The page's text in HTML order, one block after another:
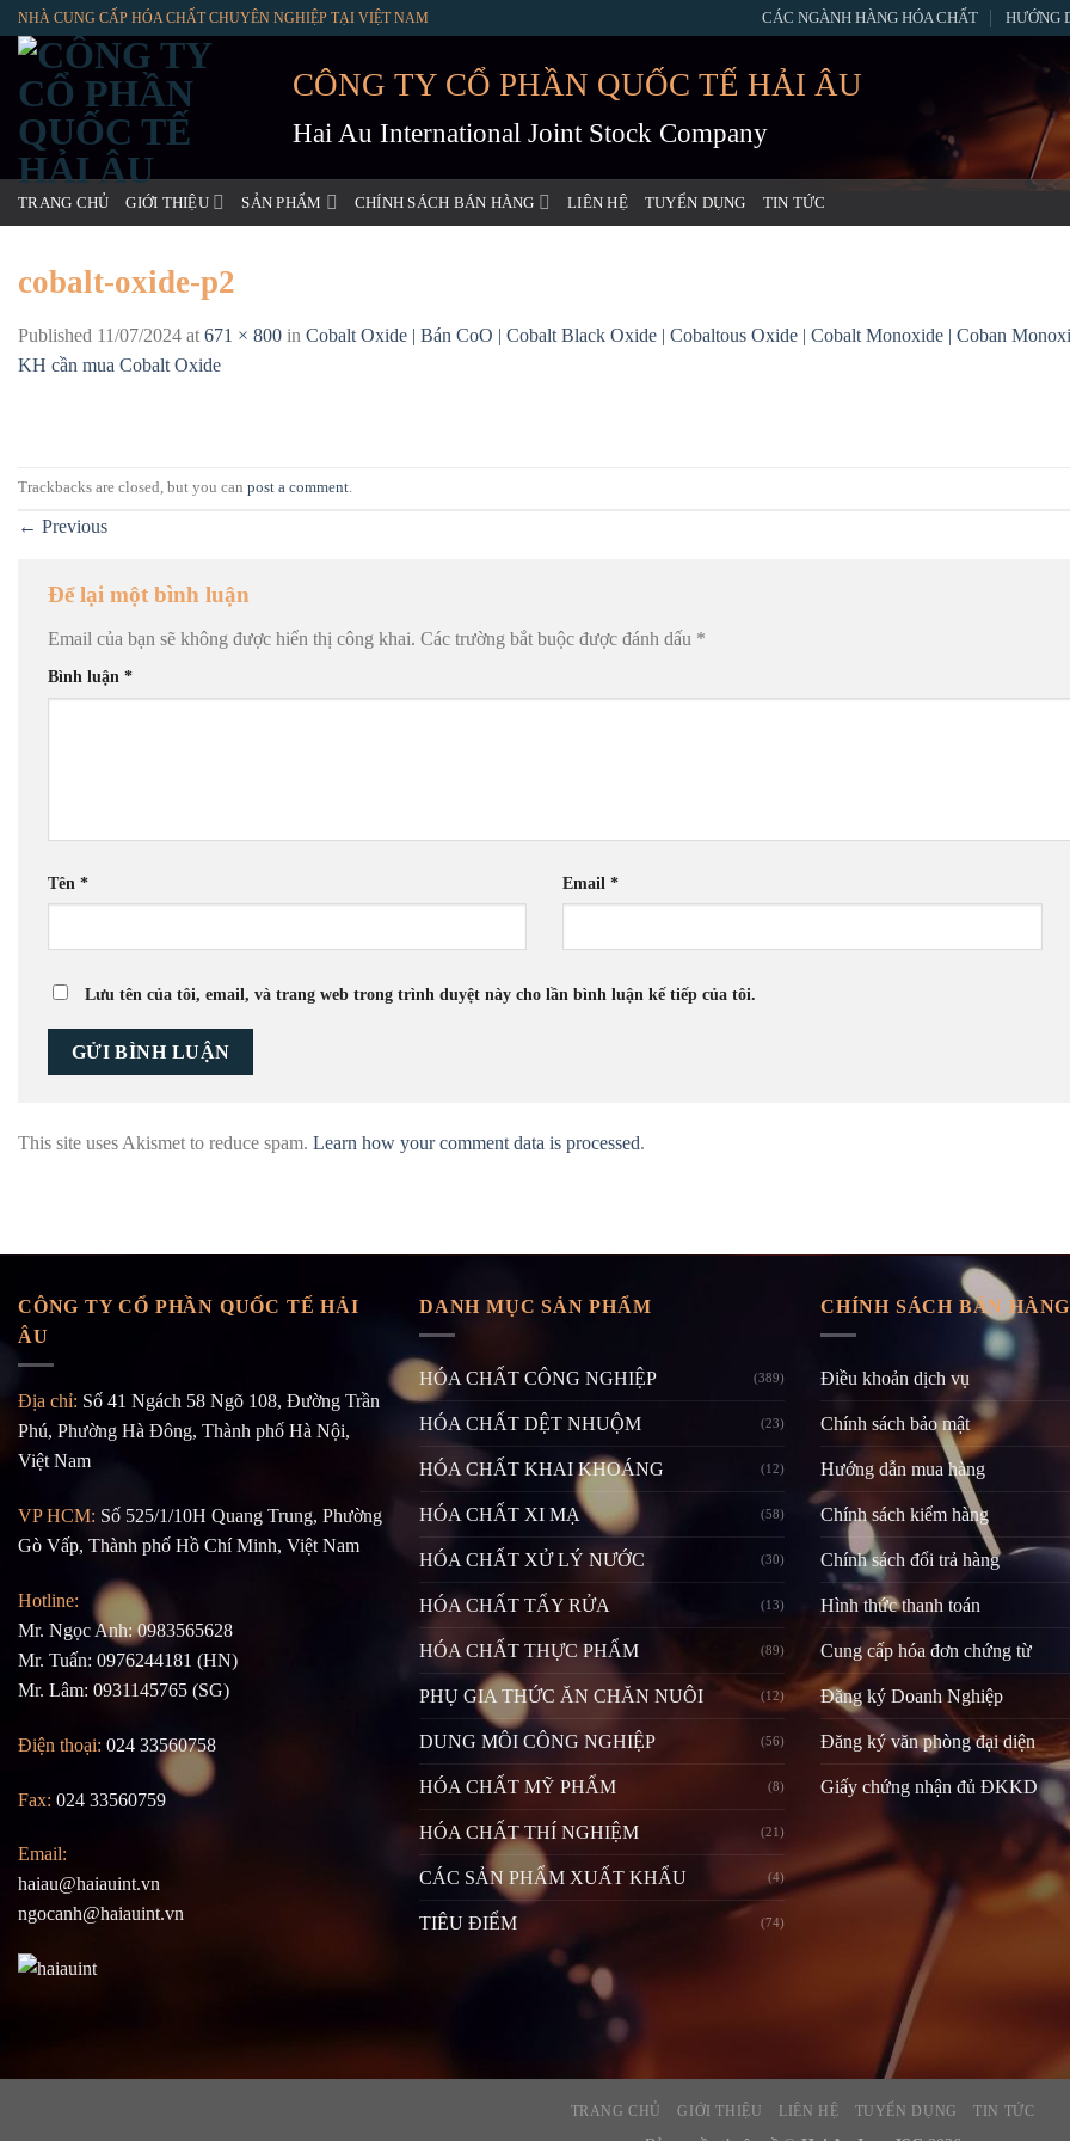
Skip
content
NHÀ CUNG CẤP HÓA CHẤT CHUYÊN NGHIỆP TẠI VIỆT NAM CÁC NGÀNH HÀNG HÓA CHẤT HƯỚNG
CÔNG TY CỔ PHẦN QUỐC TẾ HẢI ÂU
Hai Au International Joint Stock Company
TRANG CHỦ GIỚI THIỆU SẢN PHẨM CHÍNH SÁCH BÁN HÀNG LIÊN HỆ TUYỂN DỤNG TIN TỨC
cobalt-oxide-p2
Published 11/07/2024 at 671 × 800 in Cobalt Oxide | Bán CoO | Cobalt Black Oxide | Cobaltous Oxide | Cobalt Monoxide | Coban
KH cần mua Cobalt Oxide
Trackbacks are closed, but you can post a comment.
← Previous
Để lại một bình luận
Email của bạn sẽ không được hiển thị công khai. Các trường bắt buộc được đánh dấu *
Bình luận *
Tên * Email*
Lưu tên của tôi, email, và trang web trong trình duyệt này cho lần bình luận kế tiếp của tôi.
This site uses Akismet to reduce spam. Learn how your comment data is processed.
CÔNG TY CỔ PHẦN QUỐC TẾ HẢI
ÂU
Địa chỉ: Số 41 Ngách 58 Ngõ 108, Đường Trần
Phú, Phường Hà Đông, Thành phố Hà Nội,
Việt Nam
VP HCM: Số 525/1/10H Quang Trung, Phường
Gò Vấp, Thành phố Hồ Chí Minh, Việt Nam
Hotline:
Mr. Ngọc Anh: 0983565628
Mr. Tuấn: 0976244181 (HN)
Mr. Lâm: 0931145765 (SG)
Điện thoại: 024 33560758
Fax: 024 33560759
Email:
haiau@haiauint.vn
ngocanh@haiauint.vn
DANH MỤC SẢN PHẨM
HÓA CHẤT CÔNG NGHIỆP (389)
HÓA CHẤT DỆT NHUỘM (23)
HÓA CHẤT KHAI KHOÁNG (12)
HÓA CHẤT XI MẠ (58)
HÓA CHẤT XỬ LÝ NƯỚC (30)
HÓA CHẤT TẨY RỬA (13)
HÓA CHẤT THỰC PHẨM (89)
PHỤ GIA THỨC ĂN CHĂN NUÔI (12)
DUNG MÔI CÔNG NGHIỆP (56)
HÓA CHẤT MỸ PHẨM (8)
HÓA CHẤT THÍ NGHIỆM (21)
CÁC SẢN PHẨM XUẤT KHẨU (4)
TIÊU ĐIỂM (74)
CHÍNH SÁCH BÁN HÀNG
Điều khoản dịch vụ
Chính sách bảo mật
Hướng dẫn mua hàng
Chính sách kiểm hàng
Chính sách đổi trả hàng
Hình thức thanh toán
Cung cấp hóa đơn chứng từ
Đăng ký Doanh Nghiệp
Đăng ký văn phòng đại diện
Giấy chứng nhận đủ ĐKKD
TRANG CHỦ GIỚI THIỆU LIÊN HỆ TUYỂN DỤNG TIN TỨC